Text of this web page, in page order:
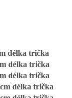
délka trička
délka trička
délka trička
délka trička